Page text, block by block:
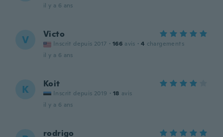
il y a 6 ans
V Victo
Inscrit depuis 2017 · 166 avis · 4 chargements
il y a 6 ans
K Koit
Inscrit depuis 2019 · 18 avis
il y a 6 ans
rodrigo